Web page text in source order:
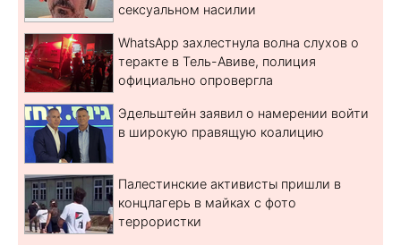
сексуальном насилии
WhatsApp захлестнула волна слухов о
теракте в Тель-Авиве, полиция
официально опровергла
Эдельштейн заявил о намерении войти
в широкую правящую коалицию
Палестинские активисты пришли в
концлагерь в майках с фото
террористки